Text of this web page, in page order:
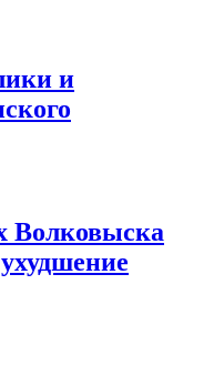
и
Волковыска